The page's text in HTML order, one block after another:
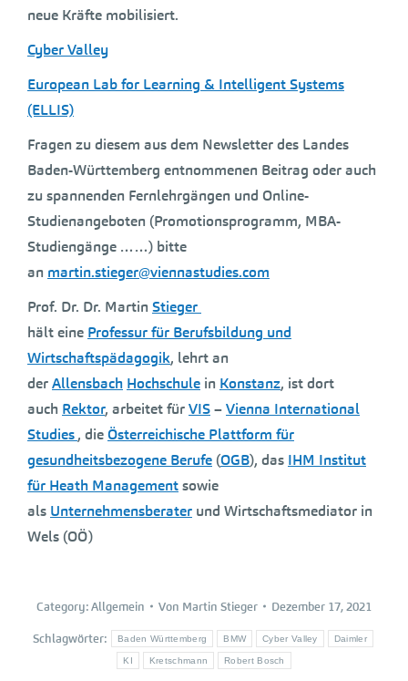
neue Kräfte mobilisiert.
Cyber Valley
European Lab for Learning & Intelligent Systems
(ELLIS)
Fragen zu diesem aus dem Newsletter des Landes
Baden-Württemberg entnommenen Beitrag oder auch
zu spannenden Fernlehrgängen und Online-
Studienangeboten (Promotionsprogramm, MBA-
Studiengänge ……) bitte
an martin.stieger@viennastudies.com
Prof. Dr. Dr. Martin Stieger
hält eine Professur für Berufsbildung und
Wirtschaftspädagogik, lehrt an
derAllensbach Hochschule in Konstanz, ist dort
auch Rektor, arbeitet fürVIS–Vienna International
Studies, dieÖsterreichische Plattform für
gesundheitsbezogene Berufe (OGB), das IHM Institut
für Heath Managementsowie
als Unternehmensberater und Wirtschaftsmediator in
Wels (OÖ)
Category:Allgemein Von Martin Stieger Dezember 17, 2021
Schlagwörter: Baden Württemberg BMW Cyber Valley Daimler
KI Kretschmann Robert Bosch